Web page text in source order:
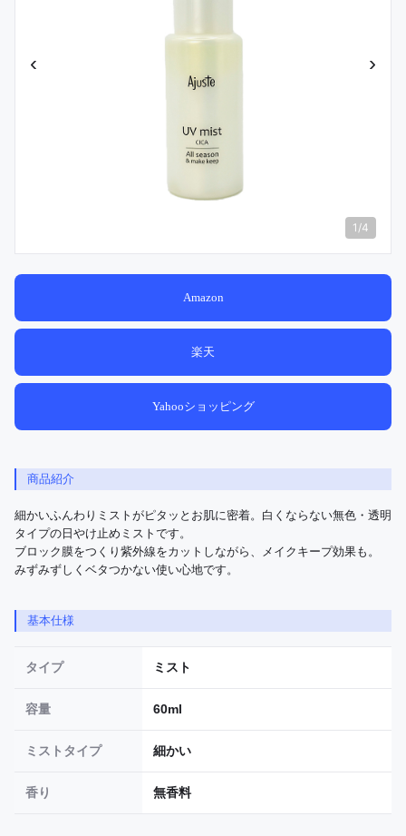
‹ ›
1 /4
Amazon
楽天
Yahooショッピング
商品紹介
細かいふんわりミストがピタッとお肌に密着。白くならない無色・透明
タイプの日やけ止めミストです。
ブロック膜をつくり紫外線をカットしながら、メイクキープ効果も。
みずみずしくベタつかない使い心地です。
基本仕様
タイプ ミスト
容量 60ml
ミストタイプ 細かい
香り 無香料